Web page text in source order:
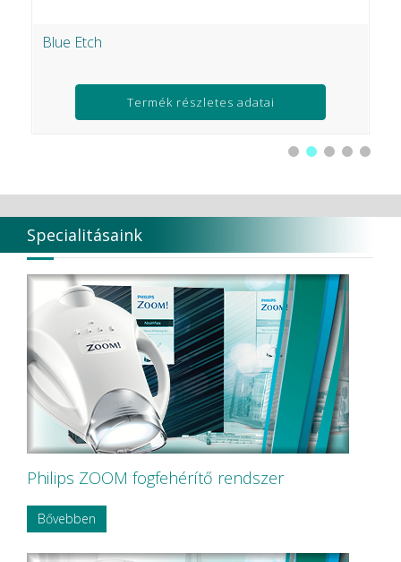
Blue Etch
Termék részletes adatai
Specialitásaink
Philips ZOOM fogfehérítő rendszer
Bővebben